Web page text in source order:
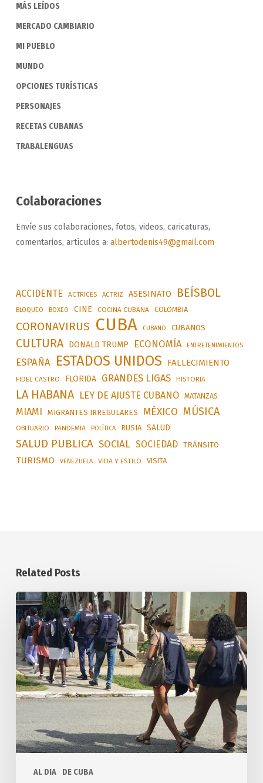
MÁS LEÍDOS
MERCADO CAMBIARIO
MI PUEBLO
MUNDO
OPCIONES TURÍSTICAS
PERSONAJES
RECETAS CUBANAS
TRABALENGUAS
Colaboraciones
Envíe sus colaboraciones, fotos, videos, caricaturas,
comentarios, artículos a: albertodenis49@gmail.com
ACCIDENTE ACTRICES ACTRIZ ASESINATO BEÍSBOL
BLOQUEO BOXEO CINE COCINA CUBANA COLOMBIA
CORONAVIRUS CUBA CUBANO CUBANOS
CULTURA DONALD TRUMP ECONOMÍA ENTRETENIMIENTOS
ESPAÑA ESTADOS UNIDOS FALLECIMIENTO
FIDEL CASTRO FLORIDA GRANDES LIGAS HISTORIA
LA HABANA LEY DE AJUSTE CUBANO MATANZAS
MIAMI MIGRANTES IRREGULARES MÉXICO MÚSICA
OBITUARIO PANDEMIA POLÍTICA RUSIA SALUD
SALUD PUBLICA SOCIAL SOCIEDAD TRÁNSITO
TURISMO VENEZUELA VIDA Y ESTILO VISITA
Related Posts
AL DIA DE CUBA
Aplican
sanciones
por
precios
abusivos
en
varias
provincias
cubanas